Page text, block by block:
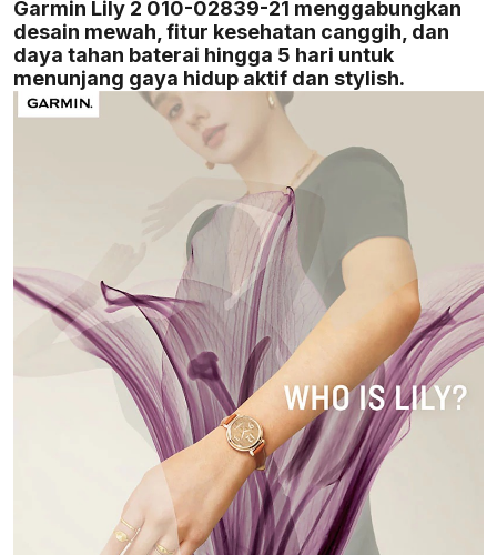
Garmin Lily 2 010-02839-21 menggabungkan
desain mewah, fitur kesehatan canggih, dan
daya tahan baterai hingga 5 hari untuk
menunjang gaya hidup aktif dan stylish.